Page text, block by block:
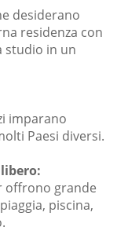
desiderano
residenza con
studio in un
imparano
Paesi diversi.
offrono grande
piscina,